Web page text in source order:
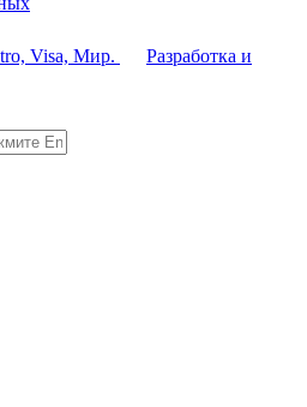
Разработка и